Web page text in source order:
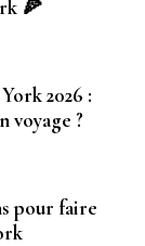
🍕
2026 :
voyage ?
pour faire